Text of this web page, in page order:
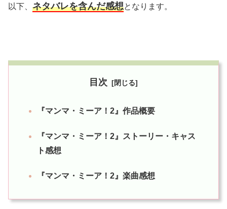
以下、 ネタバレを含んだ感想となります。
目次
『マンマ・ミーア！2』作品概要
『マンマ・ミーア！2』ストーリー・キャス
ト感想
『マンマ・ミーア！2』楽曲感想